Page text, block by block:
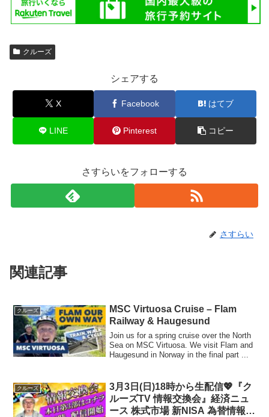
クルーズ
シェアする
X Facebook はてブ
LINE Pinterest コピー
さすらいをフォローする
さすらい
関連記事
クルーズ
MSC Virtuosa Cruise – Flam
Railway & Haugesund
Join us for a spring cruise over the North
Sea on MSC Virtuosa. We visit Flam and
Haugesund in Norway in the final part ...
クルーズ
3月3日(日)18時から生配信💖『ク
ルーズTV 情報交換会』経済ニュ
ース 株式市場 新NISA 為替情報